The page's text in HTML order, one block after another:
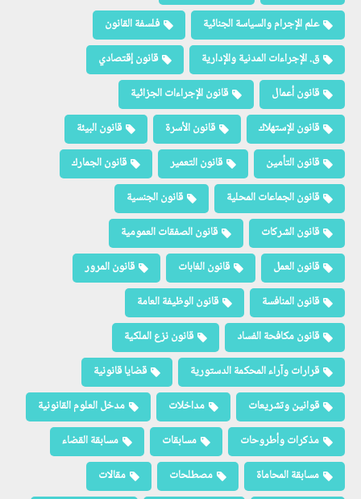
علم الإجرام والسياسة الجنائية
فلسفة القانون
ق. الإجراءات المدنية والإدارية
قانون إقتصادي
قانون أعمال
قانون الإجراءات الجزائية
قانون الإستهلاك
قانون الأسرة
قانون البيئة
قانون التأمين
قانون التعمير
قانون الجمارك
قانون الجماعات المحلية
قانون الجنسية
قانون الشركات
قانون الصفقات العمومية
قانون العمل
قانون الغابات
قانون المرور
قانون المنافسة
قانون الوظيفة العامة
قانون مكافحة الفساد
قانون نزع الملكية
قرارات وآراء المحكمة الدستورية
قضايا قانونية
قوانين وتشريعات
مداخلات
مدخل العلوم القانونية
مذكرات وأطروحات
مسابقات
مسابقة القضاء
مسابقة المحاماة
مصطلحات
مقالات